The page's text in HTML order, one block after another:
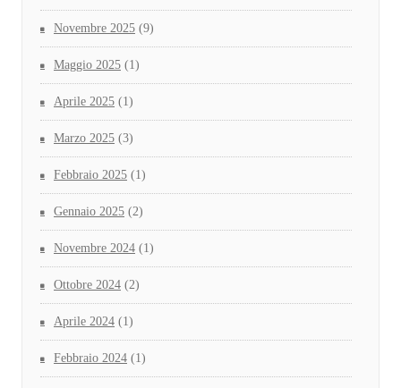
Novembre 2025 (9)
Maggio 2025 (1)
Aprile 2025 (1)
Marzo 2025 (3)
Febbraio 2025 (1)
Gennaio 2025 (2)
Novembre 2024 (1)
Ottobre 2024 (2)
Aprile 2024 (1)
Febbraio 2024 (1)